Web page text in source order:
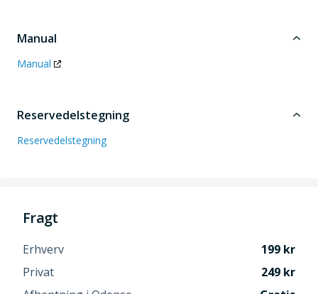
Manual
Manual
Reservedelstegning
Reservedelstegning
Fragt
Erhverv
199
Privat
249